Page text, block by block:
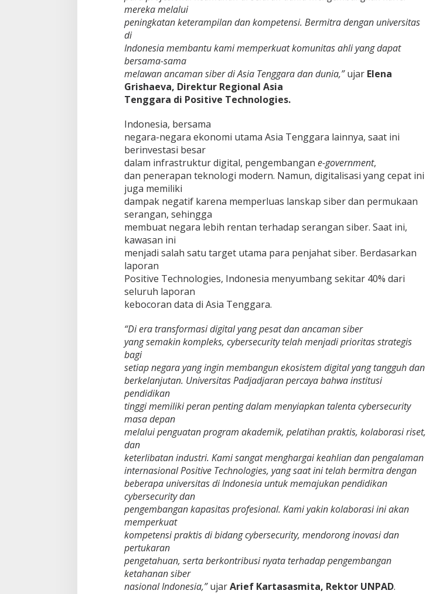
h
r
P
r
o
f
s
i
o
a
l
y
b
e
r
e
u
r
t
mereka melalui
peningkatan keterampilan dan kompetensi. Bermitra dengan universitas
di
Indonesia membantu kami memperkuat komunitas ahli yang dapat
bersama-sama
melawan ancaman siber di Asia Tenggara dan dunia,”ujar Elena
Grishaeva, Direktur Regional Asia
Tenggara di Positive Technologies.
Indonesia, bersama
negara-negara ekonomi utama Asia Tenggara lainnya, saat ini
berinvestasi besar
dalam infrastruktur digital, pengembangan e-government,
dan penerapan teknologi modern. Namun, digitalisasi yang cepat ini
juga memiliki
dampak negatif karena memperluas lanskap siber dan permukaan
serangan, sehingga
membuat negara lebih rentan terhadap serangan siber. Saat ini,
kawasan ini
menjadi salah satu target utama para penjahat siber. Berdasarkan
laporan
Positive Technologies, Indonesia menyumbang sekitar 40% dari
seluruh laporan
kebocoran data di Asia Tenggara.
“Di era transformasi digital yang pesat dan ancaman siber
yang semakin kompleks, cybersecurity telah menjadi prioritas strategis
bagi
setiap negara yang ingin membangun ekosistem digital yang tangguh dan
berkelanjutan. Universitas Padjadjaran percaya bahwa institusi
pendidikan
tinggi memiliki peran penting dalam menyiapkan talenta cybersecurity
masa depan
melalui penguatan program akademik, pelatihan praktis, kolaborasi riset,
dan
keterlibatan industri. Kami sangat menghargai keahlian dan pengalaman
internasional Positive Technologies, yang saat ini telah bermitra dengan
beberapa universitas di Indonesia untuk memajukan pendidikan
cybersecurity dan
pengembangan kapasitas profesional. Kami yakin kolaborasi ini akan
memperkuat
kompetensi praktis di bidang cybersecurity, mendorong inovasi dan
pertukaran
pengetahuan, serta berkontribusi nyata terhadap pengembangan
ketahanan siber
nasional Indonesia,”ujarArief Kartasasmita, Rektor UNPAD.